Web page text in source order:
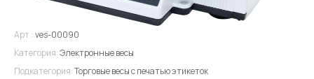
Арт.:ves-00090
Категория:Электронные весы
Подкатегория:Торговые весы с печатью этикеток